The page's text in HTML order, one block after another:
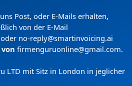
| Seite generiert in0.1069
Sekunden
Post, oder E-Mails erhalten,
von der E-Mail
no-reply@smartinvoicing.ai
firmenguruonline@gmail.com.
LTD mit Sitz in London in jeglicher